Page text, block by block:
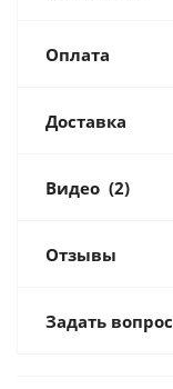
Оплата
Доставка
Видео (2)
Отзывы
Задать вопрос